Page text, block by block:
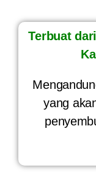
Terbuat
yang